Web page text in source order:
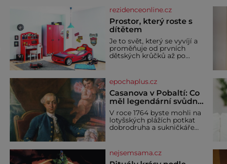
porota z celkem 1260
vzorků od 157 vinařů. Král
vín, který se – i pře
rezidenceonline.cz
Prostor, který roste s
dítětem
Je to svět, který se vyvíjí a
proměňuje od prvních
dětských krůčků až po
bezpečí, kreativitu,
soustředění i odpočinek a
reaguje na každou etapu
života a specifické potřeby
dítěte. Pro nejmenší je
klíčová jednoduchost,
měkkost a bezpečí, proto
by pokoj miminka měl
epochaplus.cz
Casanova v Pobaltí: Co
měl legendární svůdník
společného se
svobodnými zednáři?
V roce 1764 byste mohli na
lotyšských plážích potkat
dobrodruha a sukničkáře
však nebyla turistickým
výletem, ale ryze pracovní
nejsemsama.cz